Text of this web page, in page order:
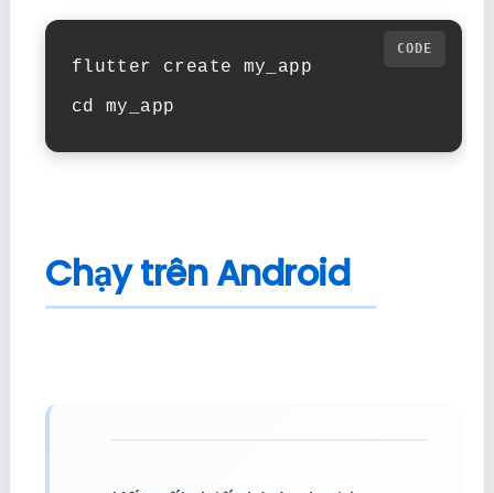
flutter create my_app
cd my_app
Chạy trên Android